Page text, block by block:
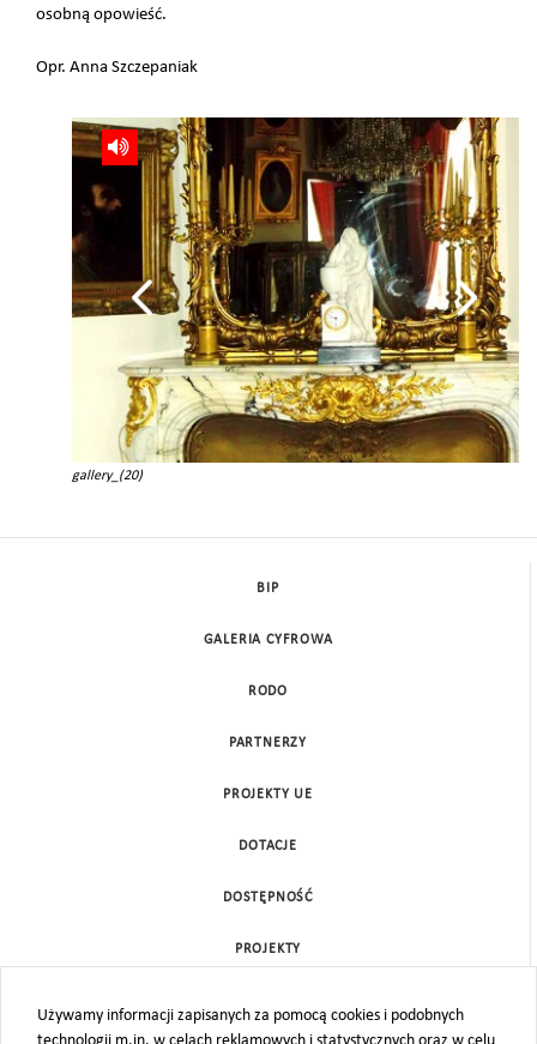
osobną opowieść.
Opr. Anna Szczepaniak
gallery_(20)
Używamy informacji zapisanych za pomocą cookies i podobnych
BIP
GALERIA CYFROWA
RODO
PARTNERZY
PROJEKTY UE
DOTACJE
DOSTĘPNOŚĆ
PROJEKTY